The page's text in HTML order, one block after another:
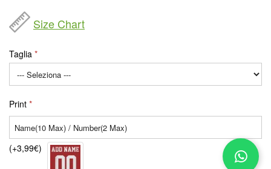
Size Chart
Taglia
Print
(+3,99€)